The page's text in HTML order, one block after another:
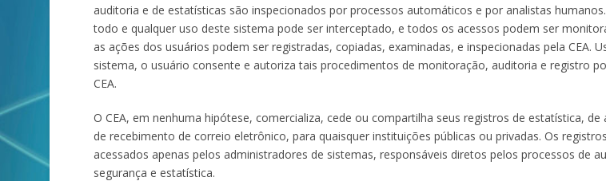
auditoria e de estatísticas são inspecionados por processos automáticos e por analistas
todo e qualquer uso deste sistema pode ser interceptado, e todos os acessos podem ser
as ações dos usuários podem ser registradas, copiadas, examinadas, e inspecionadas pela CEA.
sistema, o usuário consente e autoriza tais procedimentos de monitoração, auditoria e registro
CEA.
O CEA, em nenhuma hipótese, comercializa, cede ou compartilha seus registros de estatística, de
de recebimento de correio eletrônico, para quaisquer instituições públicas ou privadas. Os
acessados apenas pelos administradores de sistemas, responsáveis diretos pelos processos de
segurança e estatística.